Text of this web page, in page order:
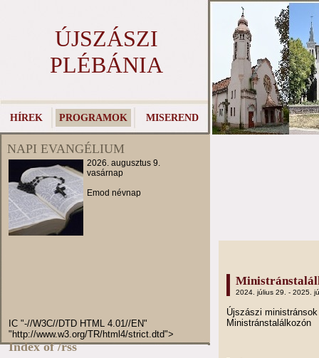
ÚJSZÁSZI
PLÉBÁNIA
HÍREK PROGRAMOK MISEREND
NAPI EVANGÉLIUM
2026. augusztus 9.
vasárnap
Emod névnap
IC "-//W3C//DTD HTML 4.01//EN"
"http://www.w3.org/TR/html4/strict.dtd">
Index of /rss
2024. július 29. - 2025.
Újszászi
Ministránstalálkozón